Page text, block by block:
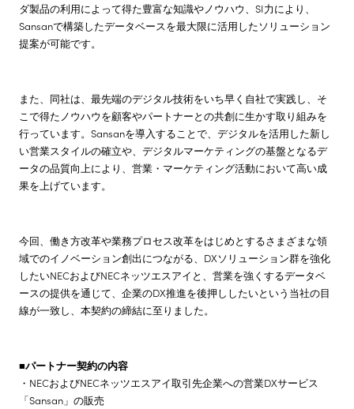
ダ製品の利用によって得た豊富な知識やノウハウ、SI力により、
Sansanで構築したデータベースを最大限に活用したソリューション
提案が可能です。
また、同社は、最先端のデジタル技術をいち早く自社で実践し、そ
こで得たノウハウを顧客やパートナーとの共創に生かす取り組みを
行っています。Sansanを導入することで、デジタルを活用した新し
い営業スタイルの確立や、デジタルマーケティングの基盤となるデ
ータの品質向上により、営業・マーケティング活動において高い成
果を上げています。
今回、働き方改革や業務プロセス改革をはじめとするさまざまな領
域でのイノベーション創出につながる、DXソリューション群を強化
したいNECおよびNECネッツエスアイと、営業を強くするデータベ
ースの提供を通じて、企業のDX推進を後押ししたいという当社の目
線が一致し、本契約の締結に至りました。
■パートナー契約の内容
・NECおよびNECネッツエスアイ取引先企業への営業DXサービス
「Sansan」の販売